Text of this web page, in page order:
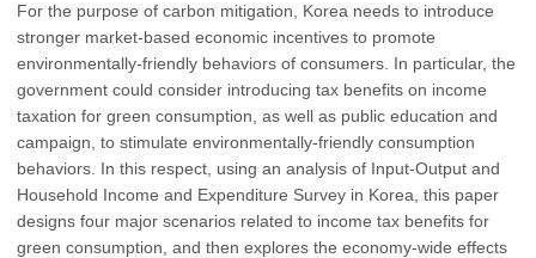
For the purpose of carbon mitigation, Korea needs to introduce
stronger market-based economic incentives to promote
environmentally-friendly behaviors of consumers. In particular, the
government could consider introducing tax benefits on income
taxation for green consumption, as well as public education and
campaign, to stimulate environmentally-friendly consumption
behaviors. In this respect, using an analysis of Input-Output and
Household Income and Expenditure Survey in Korea, this paper
designs four major scenarios related to income tax benefits for
green consumption, and then explores the economy-wide effects